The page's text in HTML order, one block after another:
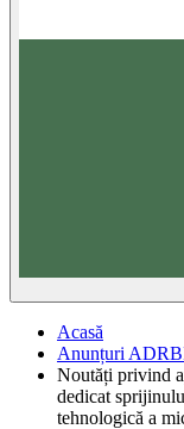
Acasă
Anunțuri
Noutăți privind
dedicat
tehnologică a